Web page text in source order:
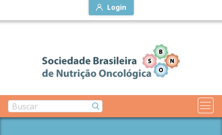
Login